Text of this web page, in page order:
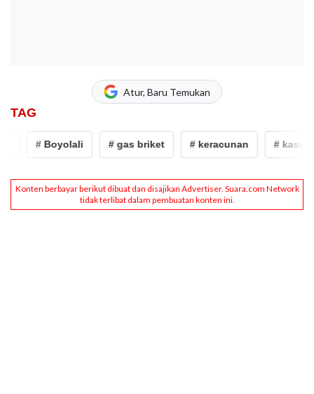
Atur, Baru Temukan
TAG
# Boyolali # gas briket # keracunan # kasus